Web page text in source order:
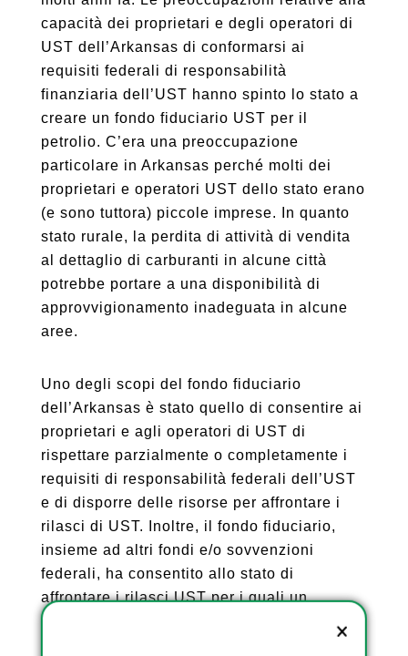
capacità dei proprietari e degli operatori di
UST dell’Arkansas di conformarsi ai
requisiti federali di responsabilità
finanziaria dell’UST hanno spinto lo stato a
creare un fondo fiduciario UST per il
petrolio. C’era una preoccupazione
particolare in Arkansas perché molti dei
proprietari e operatori UST dello stato erano
(e sono tuttora) piccole imprese. In quanto
stato rurale, la perdita di attività di vendita
al dettaglio di carburanti in alcune città
potrebbe portare a una disponibilità di
approvvigionamento inadeguata in alcune
aree.
Uno degli scopi del fondo fiduciario
dell’Arkansas è stato quello di consentire ai
proprietari e agli operatori di UST di
rispettare parzialmente o completamente i
requisiti di responsabilità federali dell’UST
e di disporre delle risorse per affrontare i
rilasci di UST. Inoltre, il fondo fiduciario,
insieme ad altri fondi e/o sovvenzioni
federali, ha consentito allo stato di
affrontare i rilasci UST per i quali un
proprietario o un operatore non è in grado o